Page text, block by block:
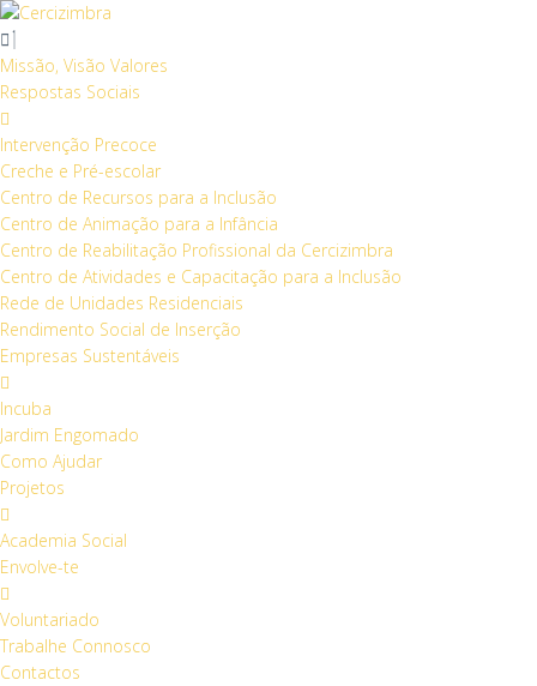
S
k
i
p
t
o
c
o
n
t
e
n
t
Missão, Visão Valores
Respostas Sociais
Intervenção Precoce
Creche e Pré-escolar
Centro de Recursos para a Inclusão
Centro de Animação para a Infância
Centro de Reabilitação Profissional da Cercizimbra
Centro de Atividades e Capacitação para a Inclusão
Rede de Unidades Residenciais
Rendimento Social de Inserção
Empresas Sustentáveis
Incuba
Jardim Engomado
Como Ajudar
Projetos
Academia Social
Envolve-te
Voluntariado
Trabalhe Connosco
Contactos